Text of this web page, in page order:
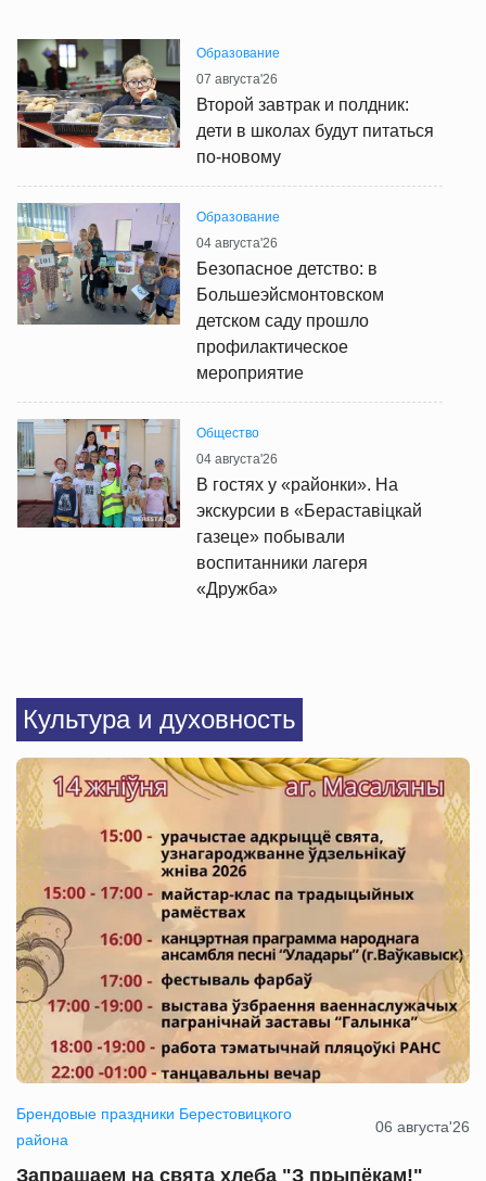
Образование
07 августа'26
Второй завтрак и полдник:
дети в школах будут питаться
по-новому
Образование
04 августа'26
Безопасное детство: в
Большеэйсмонтовском
детском саду прошло
профилактическое
мероприятие
Общество
04 августа'26
В гостях у «районки». На
экскурсии в «Бераставіцкай
газеце» побывали
воспитанники лагеря
«Дружба»
Культура и духовность
Брендовые праздники Берестовицкого
района
06 августа'26
Запрашаем на свята хлеба "З прыпёкам!"